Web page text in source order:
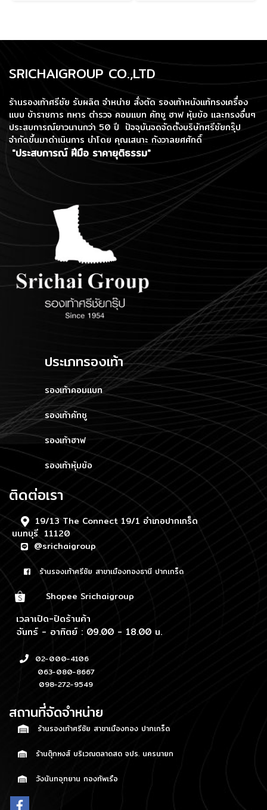
SRICHAIGROUP CO.,LTD
ร้านรองเท้าศรีชัย รับผลิต จำหน่าย สั่งตัด รองเท้าหนังแท้ทรงเครื่อง
แบบ ข้าราชการ ทหาร ตำรวจ คอมแบท คัทชู ฮาฟ หุ้มข้อ และทรงอื่นๆ
ประสบการณ์ยาวนานกว่า 50 ปี ปัจจุบันจดจัดตั้งบริษัทศรีชัยกรุ๊ป
จำกัดขึ้นมาดำเนินการ นำโดย คุณเสนาะ กังวาลยศศักดิ์
"ประสบการณ์ ฝีมือ ราคายุติธรรม"
ประเภทรองเท้า
รองเท้าคอมแบท
รองเท้าคัทชู
รองเท้าฮาฟ
รองเท้าหุ้มข้อ
ติดต่อเรา
19/13 The Connect 19/1 อำเภอปากเกร็ด
นนทบุรี 11120
@srichaigroup
ร้านรองเท้าศรีชัย สาขาเมืองทองธานี ปากเกร็ด
Shopee Srichaigroup
เวลาเปิด-ปิดร้านค้า
จันทร์ - อาทิตย์ : 09.00 - 18.00 น.
02-000-4106
063-080-8667
098-272-9549
สถานที่จัดจำหน่าย
ร้านรองเท้าศรีชัย สาขาเมืองทอง ปากเกร็ด
ร้านตุ๊กหงส์ บริเวณตลาดสด จปร. นครนายก
วังนันทอุทยาน กองทัพเรือ